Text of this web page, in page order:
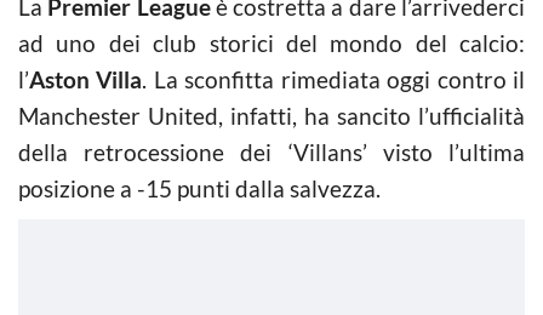
La Premier Leagueè costretta a dare l’arrivederci
ad uno dei club storici del mondo del calcio:
l’Aston Villa. La sconfitta rimediata oggi contro il
Manchester United, infatti, ha sancito l’ufficialità
della retrocessione dei ‘Villans’ visto l’ultima
posizione a -15 punti dalla salvezza.